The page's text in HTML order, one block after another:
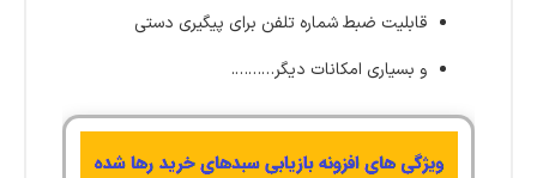
قابلیت ضبط شماره تلفن برای پیگیری دستی
و بسیاری امکانات دیگر……….